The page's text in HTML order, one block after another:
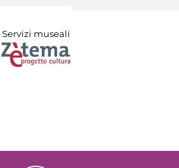
Servizi museali